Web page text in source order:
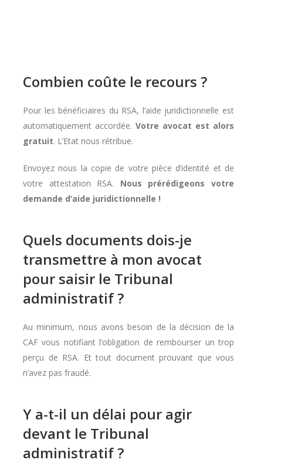
Combien coûte le recours ?
Pour les bénéficiaires du RSA, l’aide juridictionnelle est
automatiquement accordée. Votre avocat est alors
gratuit. L’Etat nous rétribue.
Envoyez nous la copie de votre pièce d’identité et de
votre attestation RSA. Nous prérédigeons votre
demande d’aide juridictionnelle !
Quels documents dois-je
transmettre à mon avocat
pour saisir le Tribunal
administratif ?
Au minimum, nous avons besoin de la décision de la
CAF vous notifiant l’obligation de rembourser un trop
perçu de RSA. Et tout document prouvant que vous
n’avez pas fraudé.
Y a-t-il un délai pour agir
devant le Tribunal
administratif ?